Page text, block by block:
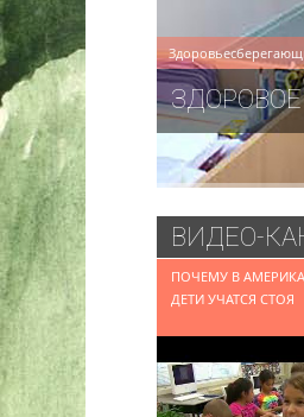
ВИДЕО-
ПОЧЕМУ В
ДЕТИ УЧАТСЯ СТОЯ